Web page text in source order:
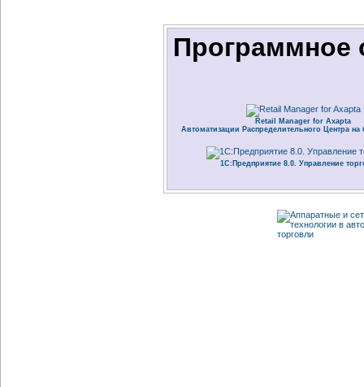
Программное
Retail Manager for Axapta
Автоматизации Распределительного Центра на
1C:Предприятие 8.0. Управление